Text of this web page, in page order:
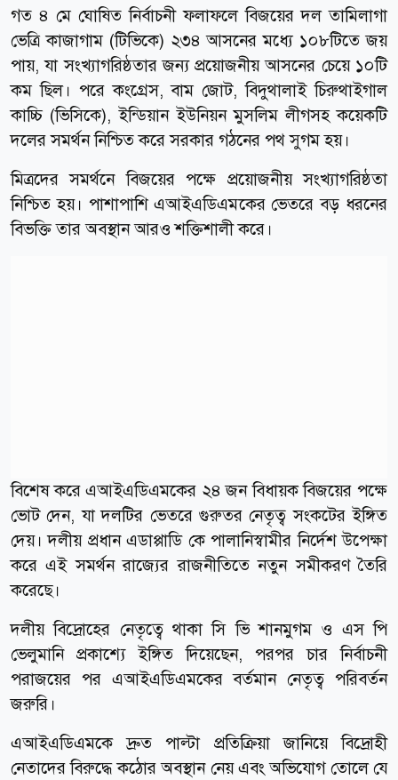
গত ৪ মে ঘোষিত নির্বাচনী ফলাফলে বিজয়ের দল তামিলাগা
ভেত্রি কাজাগাম (টিভিকে) ২৩৪ আসনের মধ্যে ১০৮টিতে জয়
পায়, যা সংখ্যাগরিষ্ঠতার জন্য প্রয়োজনীয় আসনের চেয়ে ১০টি
কম ছিল। পরে কংগ্রেস, বাম জোট, বিদুথালাই চিরুথাইগাল
কাচ্চি (ভিসিকে), ইন্ডিয়ান ইউনিয়ন মুসলিম লীগসহ কয়েকটি
দলের সমর্থন নিশ্চিত করে সরকার গঠনের পথ সুগম হয়।
মিত্রদের সমর্থনে বিজয়ের পক্ষে প্রয়োজনীয় সংখ্যাগরিষ্ঠতা
নিশ্চিত হয়। পাশাপাশি এআইএডিএমকের ভেতরে বড় ধরনের
বিভক্তি তার অবস্থান আরও শক্তিশালী করে।
বিশেষ করে এআইএডিএমকের ২৪ জন বিধায়ক বিজয়ের পক্ষে
ভোট দেন, যা দলটির ভেতরে গুরুতর নেতৃত্ব সংকটের ইঙ্গিত
দেয়। দলীয় প্রধান এডাপ্পাডি কে পালানিস্বামীর নির্দেশ উপেক্ষা
করে এই সমর্থন রাজ্যের রাজনীতিতে নতুন সমীকরণ তৈরি
করেছে।
দলীয় বিদ্রোহের নেতৃত্বে থাকা সি ভি শানমুগম ও এস পি
ভেলুমানি প্রকাশ্যে ইঙ্গিত দিয়েছেন, পরপর চার নির্বাচনী
পরাজয়ের পর এআইএডিএমকের বর্তমান নেতৃত্ব পরিবর্তন
জরুরি।
এআইএডিএমকে দ্রুত পাল্টা প্রতিক্রিয়া জানিয়ে বিদ্রোহী
নেতাদের বিরুদ্ধে কঠোর অবস্থান নেয় এবং অভিযোগ তোলে যে